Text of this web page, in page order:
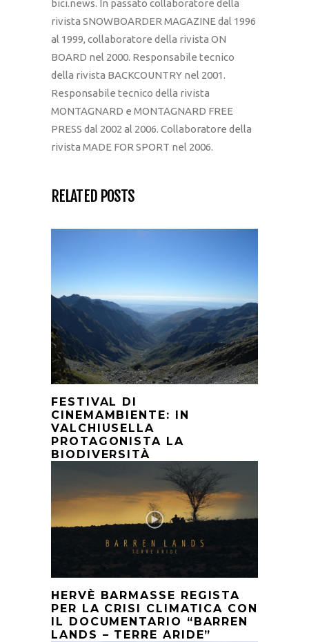
bici.news. In passato collaboratore della
rivista SNOWBOARDER MAGAZINE dal 1996
al 1999, collaboratore della rivista ON
BOARD nel 2000. Responsabile tecnico
della rivista BACKCOUNTRY nel 2001.
Responsabile tecnico della rivista
MONTAGNARD e MONTAGNARD FREE
PRESS dal 2002 al 2006. Collaboratore della
rivista MADE FOR SPORT nel 2006.
RELATED POSTS
FESTIVAL DI
CINEMAMBIENTE: IN
VALCHIUSELLA
PROTAGONISTA LA
BIODIVERSITÀ
HERVÈ BARMASSE REGISTA
PER LA CRISI CLIMATICA CON
IL DOCUMENTARIO “BARREN
LANDS – TERRE ARIDE”